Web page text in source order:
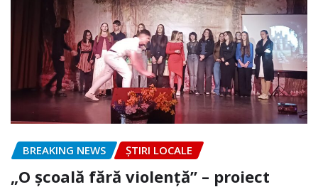
BREAKING NEWS ȘTIRI LOCALE
„O școală fără violență” – proiect